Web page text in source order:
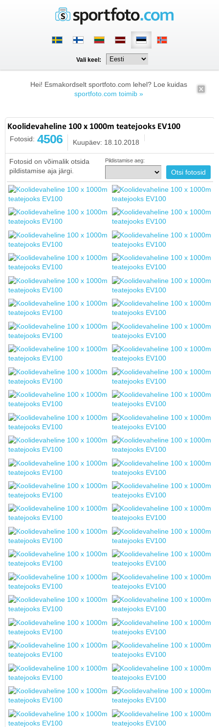
Vali keel:
Hei! Esmakordselt sportfoto.com lehel? Loe kuidas
sportfoto.com toimib »
Koolidevaheline 100 x 1000m teatejooks EV100
Fotosid: 4506 Kuupäev: 18.10.2018
Fotosid on võimalik otsida
pildistamise aja järgi.
Pildistamise aeg: